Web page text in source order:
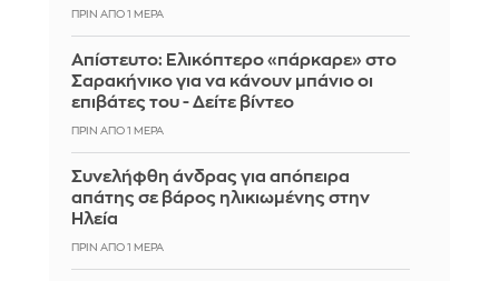
ΠΡΙΝ ΑΠΌ 1 ΜΈΡΑ
Απίστευτο: Ελικόπτερο «πάρκαρε» στο
Σαρακήνικο για να κάνουν μπάνιο οι
επιβάτες του - Δείτε βίντεο
ΠΡΙΝ ΑΠΌ 1 ΜΈΡΑ
Συνελήφθη άνδρας για απόπειρα
απάτης σε βάρος ηλικιωμένης στην
Ηλεία
ΠΡΙΝ ΑΠΌ 1 ΜΈΡΑ